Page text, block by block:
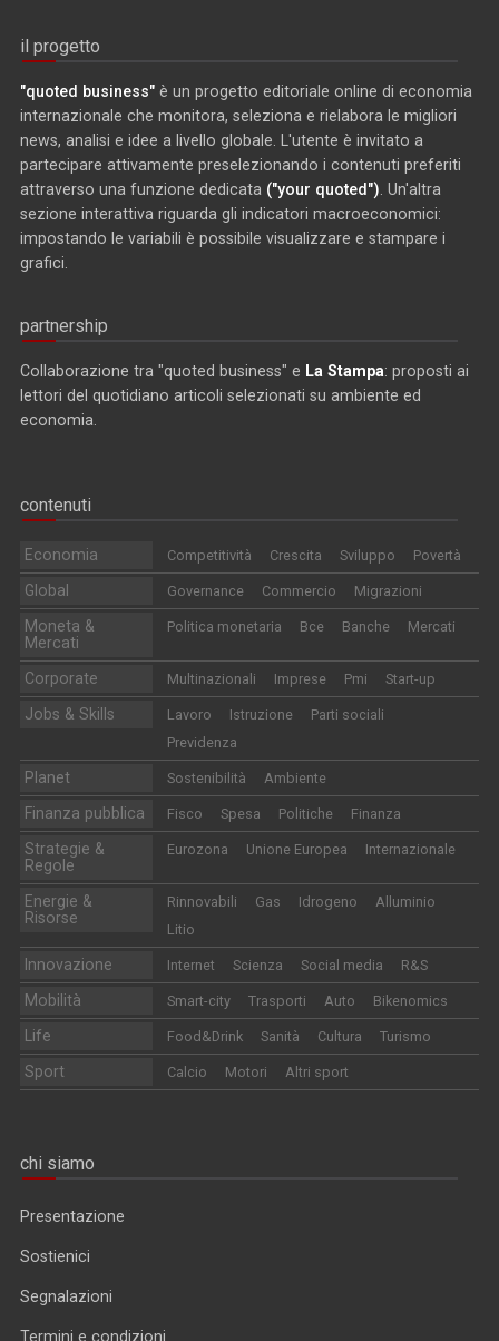
il progetto
"quoted business" è un progetto editoriale online di economia
internazionale che monitora, seleziona e rielabora le migliori
news, analisi e idee a livello globale. L'utente è invitato a
partecipare attivamente preselezionando i contenuti preferiti
attraverso una funzione dedicata ("your quoted") . Un'altra
sezione interattiva riguarda gli indicatori macroeconomici:
impostando le variabili è possibile visualizzare e stampare i
grafici.
partnership
Collaborazione tra "quoted business" e La Stampa: proposti ai
lettori del quotidiano articoli selezionati su ambiente ed
economia.
contenuti
Economia Competitività Crescita Sviluppo Povertà
Global Governance Commercio Migrazioni
Moneta &
Mercati
Politica monetaria Bce Banche Mercati
Corporate Multinazionali Imprese Pmi Start-up
Jobs & Skills Lavoro Istruzione
Parti sociali
Previdenza
Planet Sostenibilità Ambiente
Finanza pubblica Fisco Spesa Politiche Finanza
Strategie &
Regole
Eurozona Unione Europea Internazionale
Energie &
Risorse
Rinnovabili Gas Idrogeno
Alluminio
Litio
Innovazione Internet Scienza Social media R&S
Mobilità Smart-city Trasporti Auto Bikenomics
Life Food&Drink Sanità Cultura Turismo
Sport Calcio Motori Altri sport
chi siamo
Presentazione
Sostienici
Segnalazioni
Termini e condizioni